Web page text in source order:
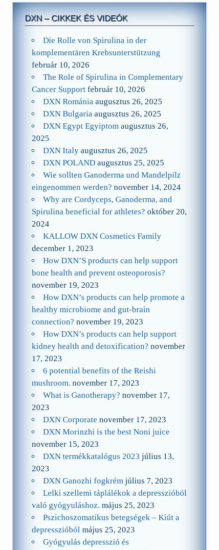
DXN – CIKKEK ÉS VIDEÓK
Die Rolle von Spirulina in der
komplementären Krebsunterstützung
február 10, 2026
The Role of Spirulina in Complementary
Cancer Support február 10, 2026
DXN Románia augusztus 26, 2025
DXN Bulgaria augusztus 26, 2025
DXN Egypt Egyiptom augusztus 26,
2025
DXN Italy augusztus 26, 2025
DXN POLAND augusztus 25, 2025
Wie sollten Ganoderma und Mandelpilz
eingenommen werden? november 14, 2024
Why are Cordyceps, Ganoderma, and
Spirulina beneficial for athletes? október 20,
2024
KALLOW DXN Cosmetics Family
december 1, 2023
How DXN’S products can help support
bone health and prevent osteoporosis?
november 19, 2023
How DXN’s products can help promote a
healthy microbiome and gut-brain
connection? november 19, 2023
How DXN’s products can help support
kidney health and detoxification? november
17, 2023
6 potential benefits of the Reishi
mushroom. november 17, 2023
What is Ganotherapy? november 17,
2023
DXN Corporate november 17, 2023
DXN Morinzhi is the best Noni juice
november 15, 2023
DXN termékkatalógus 2023 július 13,
2023
DXN Ganozhi fogkrém július 7, 2023
Lelki szellemi táplálékok a depresszióból
való gyógyuláshoz. május 25, 2023
Pszichoszomatikus betegségek – Kiút a
depresszióból május 25, 2023
Gyógyulás depresszió és